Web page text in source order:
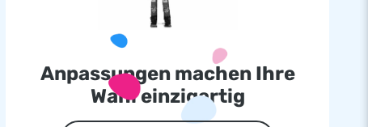
Anpassungen machen Ihre
Wahl einzigartig